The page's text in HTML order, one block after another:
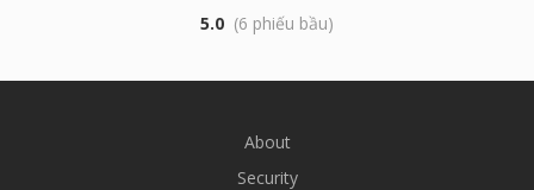
5.0 (6 phiếu bầu)
About
Security